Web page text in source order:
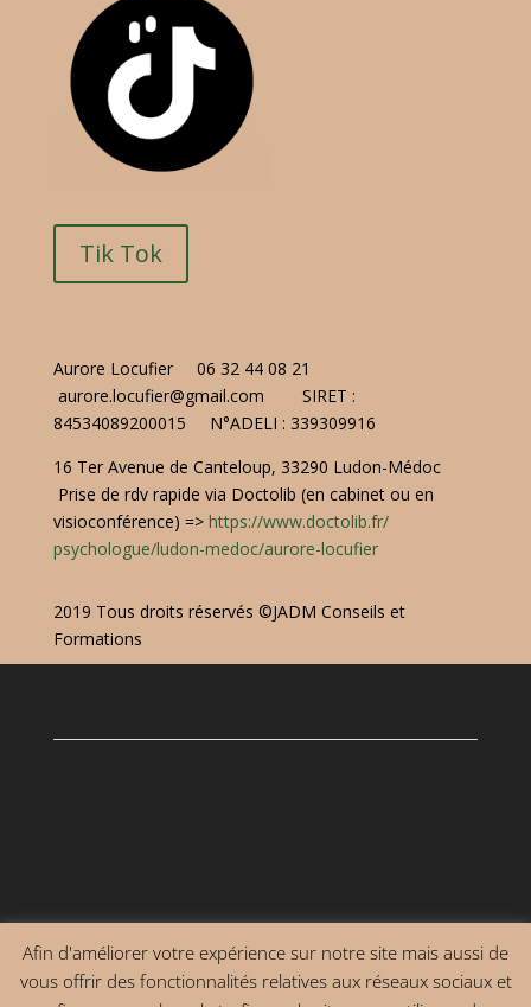
Tik Tok
Aurore Locufier 06 32 44 08 21
aurore.locufier@gmail.com
SIRET :
84534089200015
N°ADELI : 339309916
16 Ter Avenue de Canteloup, 33290 Ludon-Médoc
Prise de rdv rapide via Doctolib (en cabinet ou en
visioconférence) => https://www.doctolib.fr/
psychologue/ludon-medoc/aurore-locufier
2019 Tous droits réservés ©JADM Conseils et
Formations
Afin d'améliorer votre expérience sur notre site mais aussi de
vous offrir des fonctionnalités relatives aux réseaux sociaux et